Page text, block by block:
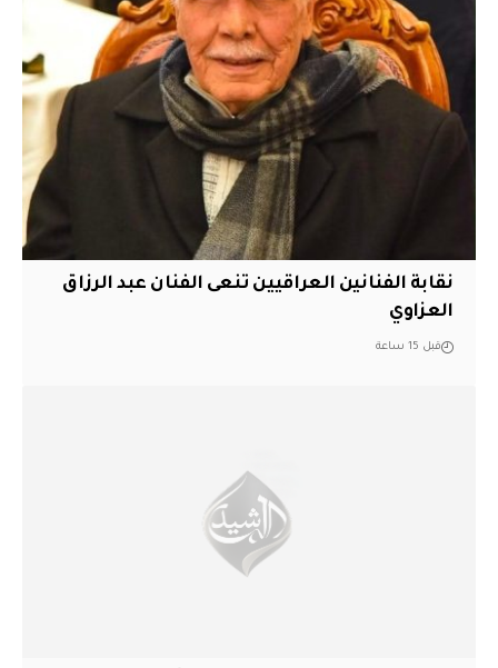
نقابة الفنانين العراقيين تنعى الفنان عبد الرزاق
العزاوي
قبل 15 ساعة